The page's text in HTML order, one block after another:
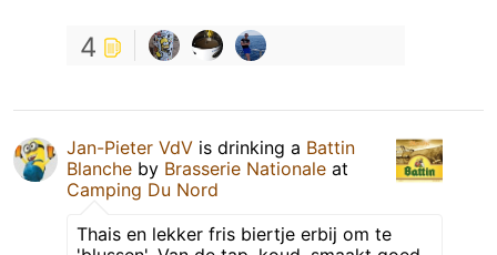
4
Jan-Pieter VdV is drinking a Battin
Blanche by Brasserie Nationale at
Camping Du Nord
Thais en lekker fris biertje erbij om te